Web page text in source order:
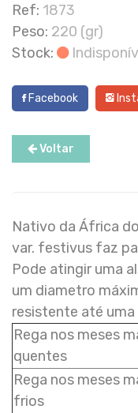
Ref: 1873
Peso: 220 (gr)
Stock:
Facebook
Voltar
Nativo da África
var. festivus faz
Pode atingir uma
um diametro
resistente até uma
Rega nos meses
quentes
Rega nos meses
frios